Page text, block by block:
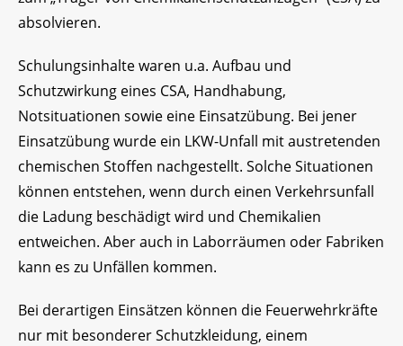
absolvieren.
Schulungsinhalte waren u.a. Aufbau und
Schutzwirkung eines CSA, Handhabung,
Notsituationen sowie eine Einsatzübung. Bei jener
Einsatzübung wurde ein LKW-Unfall mit austretenden
chemischen Stoffen nachgestellt. Solche Situationen
können entstehen, wenn durch einen Verkehrsunfall
die Ladung beschädigt wird und Chemikalien
entweichen. Aber auch in Laborräumen oder Fabriken
kann es zu Unfällen kommen.
Bei derartigen Einsätzen können die Feuerwehrkräfte
nur mit besonderer Schutzkleidung, einem